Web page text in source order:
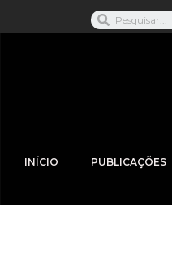
INÍCIO PUBLICAÇÕES